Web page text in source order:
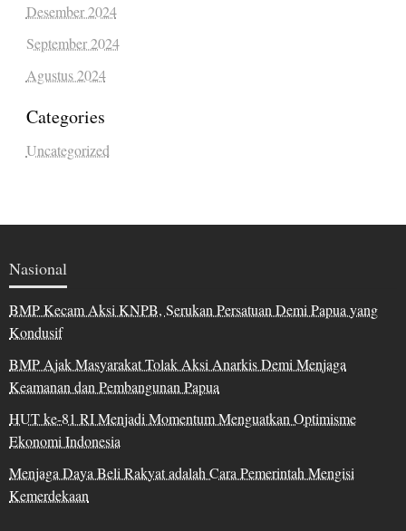
Desember 2024
September 2024
Agustus 2024
Categories
Uncategorized
Nasional
BMP Kecam Aksi KNPB, Serukan Persatuan Demi Papua yang
Kondusif
BMP Ajak Masyarakat Tolak Aksi Anarkis Demi Menjaga
Keamanan dan Pembangunan Papua
HUT ke-81 RI Menjadi Momentum Menguatkan Optimisme
Ekonomi Indonesia
Menjaga Daya Beli Rakyat adalah Cara Pemerintah Mengisi
Kemerdekaan